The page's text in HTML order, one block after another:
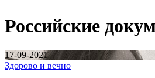
Российские
17-09-2021
Здорово и вечно